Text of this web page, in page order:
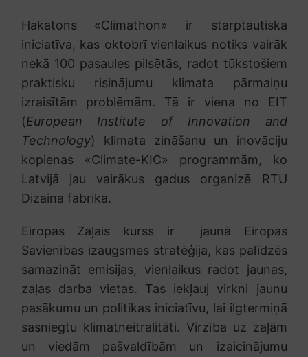
Hakatons «Climathon» ir starptautiska
iniciatīva, kas oktobrī vienlaikus notiks vairāk
nekā 100 pasaules pilsētās, radot tūkstošiem
praktisku risinājumu klimata pārmaiņu
izraisītām problēmām. Tā ir viena no EIT
(European Institute of Innovation and
Technology) klimata zināšanu un inovāciju
kopienas «Climate-KIC» programmām, ko
Latvijā jau vairākus gadus organizē RTU
Dizaina fabrika.
Eiropas Zaļais kurss ir jaunā Eiropas
Savienības izaugsmes stratēģija, kas palīdzēs
samazināt emisijas, vienlaikus radot jaunas,
zaļas darba vietas. Tas iekļauj virkni jaunu
pasākumu un politikas iniciatīvu, lai ilgtermiņā
sasniegtu klimatneitralitāti. Virzība uz zaļām
un viedām pašvaldībām un izaicinājumu